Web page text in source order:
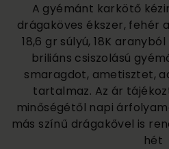
A gyémánt karkötő
drágaköves ékszer, fehér
18,6 gr súlyú, 18K
briliáns csiszolású
smaragdot, ametisztet,
tartalmaz. Az ár
minőségétől napi
más színű drágakővel is
hét